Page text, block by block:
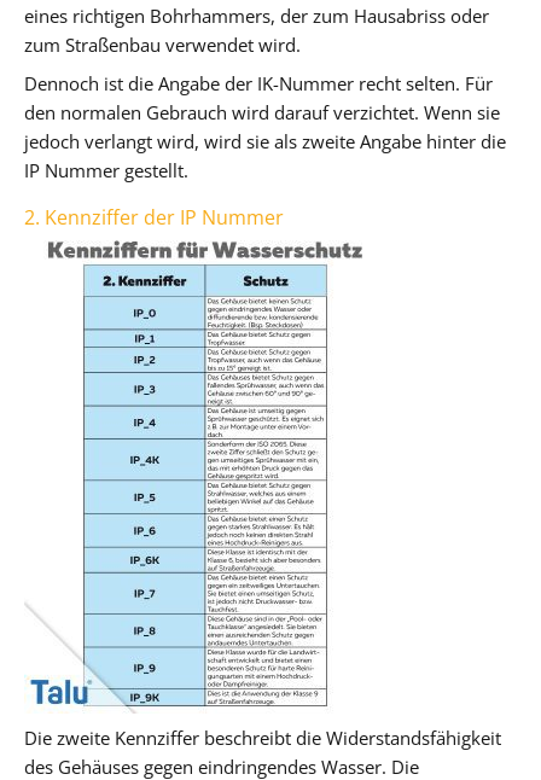
eines richtigen Bohrhammers, der zum Hausabriss oder
zum Straßenbau verwendet wird.
Dennoch ist die Angabe der IK-Nummer recht selten. Für
den normalen Gebrauch wird darauf verzichtet. Wenn sie
jedoch verlangt wird, wird sie als zweite Angabe hinter die
IP Nummer gestellt.
2. Kennziffer der IP Nummer
Die zweite Kennziffer beschreibt die Widerstandsfähigkeit
des Gehäuses gegen eindringendes Wasser. Die